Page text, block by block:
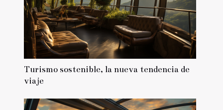
Turismo sostenible, la nueva tendencia de
viaje